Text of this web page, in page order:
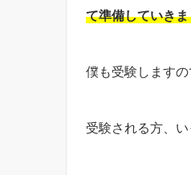
て準備していき
僕も受験します
受験される方、